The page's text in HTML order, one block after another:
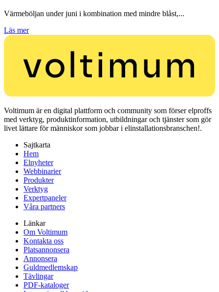
Värmeböljan under juni i kombination med mindre blåst,...
Läs mer
Voltimum är en digital plattform och community som förser elproffs
med verktyg, produktinformation, utbildningar och tjänster som gör
livet lättare för människor som jobbar i elinstallationsbranschen!.
Sajtkarta
Hem
Elnyheter
Webbinarier
Produkter
Verktyg
Expertpaneler
Våra partners
Länkar
Om Voltimum
Kontakta oss
Platsannonsera
Annonsera
Guldmedlemskap
Tävlingar
PDF-kataloger